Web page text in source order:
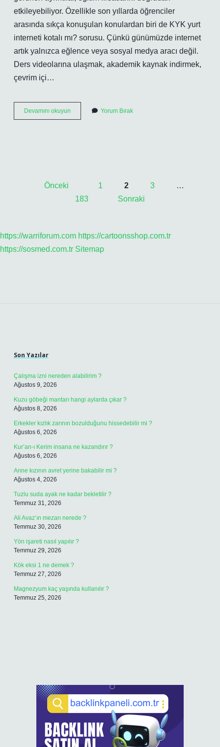
etkileyebiliyor. Özellikle son yıllarda öğrenciler
arasında sıkça konuşulan konulardan biri de KYK yurt
interneti kotalı mı? sorusu. Çünkü günümüzde internet
artık yalnızca eğlence veya sosyal medya aracı değil.
Ders videolarına ulaşmak, akademik kaynak indirmek,
çevrim içi…
Devamını okuyun
yurt
Yorum Bırak
sayfalaması
Önceki 1 2 3
…
183
Sonraki
https://warriforum.com https://cartoonsshop.com.tr
https://sosmed.com.tr Sitemap
Son Yazılar
Çalışma izni nereden alabilirim ?
Ağustos 9, 2026
Kuzu göbeği mantarı hangi aylarda çıkar ?
Ağustos 8, 2026
Erkekler kızlık zarının bozulduğunu hissedebilir mi ?
Ağustos 6, 2026
Kur’an-ı Kerim insana ne kazandırır ?
Ağustos 6, 2026
Anne kızının avret yerine bakabilir mi ?
Ağustos 4, 2026
Tuzlu suda ayak ne kadar bekletilir ?
Temmuz 31, 2026
Ali Avaz’ın mezarı nerede ?
Temmuz 30, 2026
Yön işareti nasıl yapılır ?
Temmuz 29, 2026
Kök eksi 1 ne demek ?
Temmuz 27, 2026
Magnezyum kaç yaşında kullanılır ?
Temmuz 25, 2026